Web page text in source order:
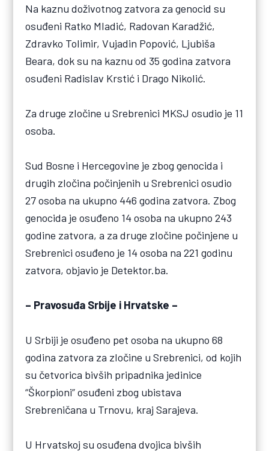
Na kaznu doživotnog zatvora za genocid su
osuđeni Ratko Mladić, Radovan Karadžić,
Zdravko Tolimir, Vujadin Popović, Ljubiša
Beara, dok su na kaznu od 35 godina zatvora
osuđeni Radislav Krstić i Drago Nikolić.
Za druge zločine u Srebrenici MKSJ osudio je 11
osoba.
Sud Bosne i Hercegovine je zbog genocida i
drugih zločina počinjenih u Srebrenici osudio
27 osoba na ukupno 446 godina zatvora. Zbog
genocida je osuđeno 14 osoba na ukupno 243
godine zatvora, a za druge zločine počinjene u
Srebrenici osuđeno je 14 osoba na 221 godinu
zatvora, objavio je Detektor.ba.
– Pravosuđa Srbije i Hrvatske –
U Srbiji je osuđeno pet osoba na ukupno 68
godina zatvora za zločine u Srebrenici, od kojih
su četvorica bivših pripadnika jedinice
“Škorpioni” osuđeni zbog ubistava
Srebreničana u Trnovu, kraj Sarajeva.
U Hrvatskoj su osuđena dvojica bivših